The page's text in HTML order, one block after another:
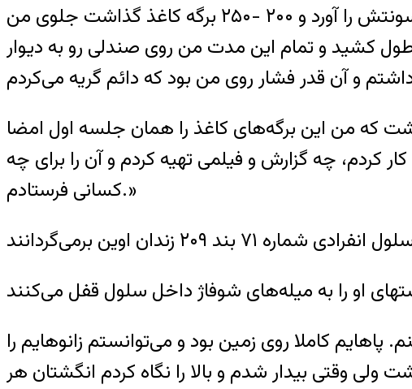
هومان موسوی می‌گوید: بازجو «از پشت یک سیلی به من زد. بعد از اتاق بیرون رفت و سامسونتش را آورد و ۲۰۰ -۲۵۰ برگه کاغذ گذاشت جلوی من
ناگهان از طرف دیگر سیلی زد توی صورتم. این جلسه ۱۸ ساعت طول کشید و تمام این مدت من روی صندلی رو به دیوار
که من این برگه‌های کاغذ را‌‌ همان جلسه اول امضا
کردم، چه گزارش و فیلمی تهیه کردم و آن را برای چه
کسانی فرستادم.»
کاملا روی زمین بود و می‌توانستم زانو‌هایم را
وقتی بیدار شدم و بالا را نگاه کردم انگشتان هر